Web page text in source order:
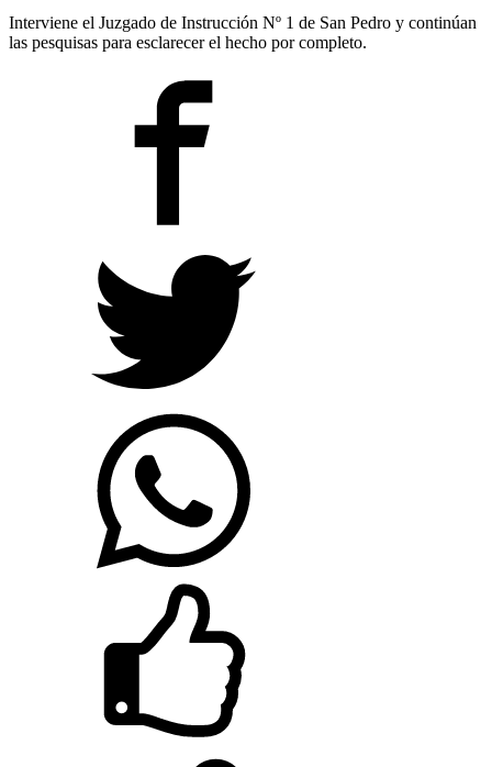
Interviene el Juzgado de Instrucción Nº 1 de San Pedro y continúan
las pesquisas para esclarecer el hecho por completo.